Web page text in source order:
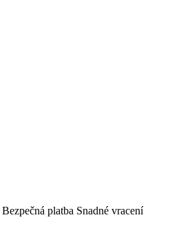
Bezpečná platba Snadné vracení